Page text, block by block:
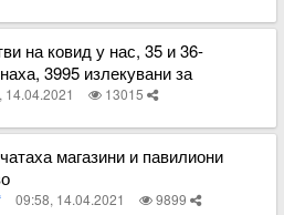
на ковид у нас, 35 и 36-
3995 излекувани за
14.04.2021 13015
магазини и павилиони
09:58, 14.04.2021 9899